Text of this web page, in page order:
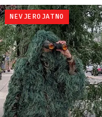
NEVJEROJATNO